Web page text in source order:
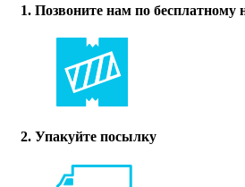
1. Позвоните нам по бесплатному
2. Упакуйте посылку